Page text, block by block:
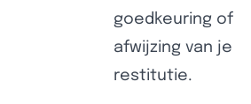
goedkeuring of
afwijzing van je
restitutie.